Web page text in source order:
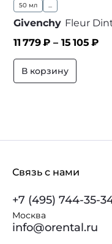
50 мл
Givenchy Fleur
11 779₽ – 15 105 ₽
В корзину
Связь с нами
+7 (495) 744-35-
Москва
info@orental.ru